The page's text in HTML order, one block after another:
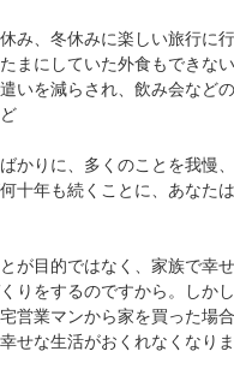
み、冬休みに楽しい旅行に
まにしていた外食もできな
いを減らされ、飲み会など
かりに、多くのことを我慢
十年も続くことに、あなた
が目的ではなく、家族で幸
りをするのですから。しか
営業マンから家を買った場
せな生活がおくれなくなりま